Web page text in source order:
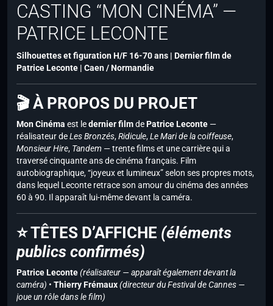
CASTING “MON CINÉMA” —
PATRICE LECONTE
Silhouettes et figuration H/F 16-70 ans | Dernier film de
Patrice Leconte | Caen / Normandie
🎬 À PROPOS DU PROJET
Mon Cinéma est ledernier filmdePatrice Leconte —
réalisateur deLes Bronzés,Ridicule,Le Mari de la coiffeuse,
Monsieur Hire, Tandem — trente films et une carrière qui a
traversé cinquante ans de cinéma français. Film
autobiographique, “joyeux et lumineux” selon ses propres mots,
dans lequel Leconte retrace son amour du cinéma des années
60 à 90. Il apparaît lui-même devant la caméra.
⭐ TÊTES D’AFFICHE (éléments
publics confirmés)
Patrice Leconte(réalisateur — apparaît également devant la
caméra) • Thierry Frémaux(directeur du Festival de Cannes —
joue un rôle dans le film)